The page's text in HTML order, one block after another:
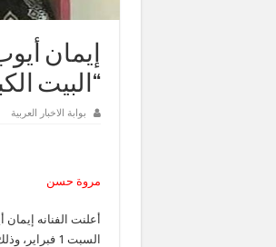
إيمان
“البيت
بوابة الاخبار العربية
مروة حسن
السبت 1 فبراير، وذلك بعدما طرحت قنوات النهار البرومو الرسمي له.